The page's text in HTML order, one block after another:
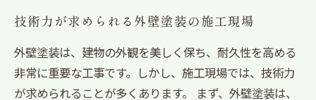
技術力が求められる外壁塗装の施工現場
外壁塗装は、建物の外観を美しく保ち、耐久性を高める
非常に重要な工事です。しかし、施工現場では、技術力
が求められることが多くあります。 まず、外壁塗装は、